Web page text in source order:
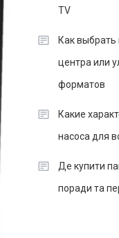
TV
Как
центра или
форматов
Какие
насоса для
Де купити
поради та